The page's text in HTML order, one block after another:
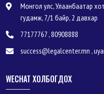
Монгол улс, Улаанбаатар хот,
гудамж, 7/1 байр, 2 давхар
77177767 , 80908888
success@legalcenter.mn ,
WECHAT ХОЛБОГДОХ